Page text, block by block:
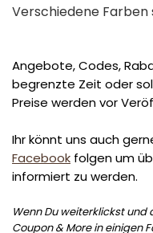
Verschiedene
Angebote, Codes,
begrenzte Zeit oder
Preise werden vor
Ihr könnt uns auch
Facebook folgen um
informiert zu werden.
Wenn Du weiterklickst
Coupon & More in einigen